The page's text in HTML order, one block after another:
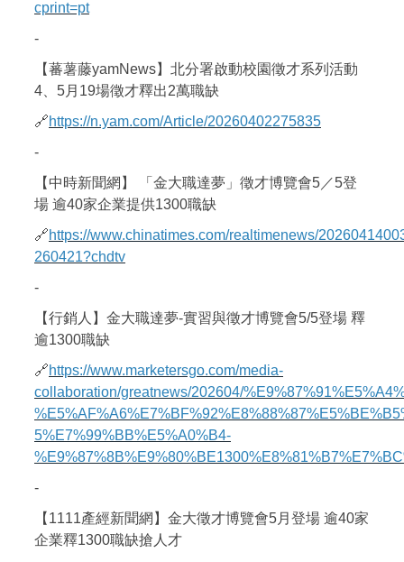
cprint=pt
-
【蕃薯藤yamNews】北分署啟動校園徵才系列活動
4、5月19場徵才釋出2萬職缺
🔗https://n.yam.com/Article/20260402275835
-
【中時新聞網】 「金大職達夢」徵才博覽會5／5登
場 逾40家企業提供1300職缺
🔗https://www.chinatimes.com/realtimenews/
260421?chdtv
-
【行銷人】金大職達夢-實習與徵才博覽會5/5登場 釋
逾1300職缺
🔗https://www.marketersgo.com/media-
collaboration/greatnews/202604/
5%E7%99%BB%E5%A0%B4-
-
【1111產經新聞網】金大徵才博覽會5月登場 逾40家
企業釋1300職缺搶人才